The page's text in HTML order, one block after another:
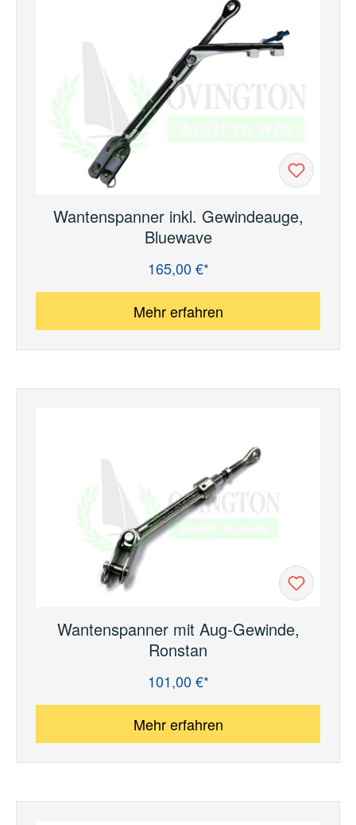
Wantenspanner inkl. Gewindeauge,
Bluewave
165,00 €*
Mehr erfahren
Wantenspanner mit Aug-Gewinde,
Ronstan
101,00 €*
Mehr erfahren